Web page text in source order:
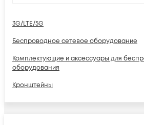
3G/LTE/5G
Беспроводное сетевое оборудование
Комплектующие и аксессуары для
оборудования
Кронштейны